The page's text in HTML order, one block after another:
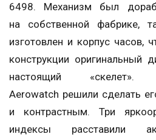
6498. Механизм был
на собственной фабрике,
изготовлен и корпус часов,
конструкции оригинальный
настоящий
Aerowatch решили сделать
и контрастным. Три
индексы расставили